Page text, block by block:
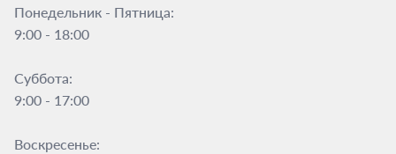
Понедельник - Пятница:
9:00 - 18:00
Суббота:
9:00 - 17:00
Воскресенье: